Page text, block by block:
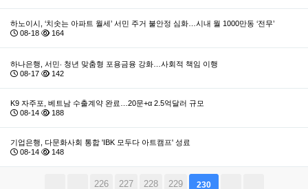
하노이시, ‘치솟는 아파트 월세’ 서민 주거 불안정 심화…시내 월 1000만동 ‘전무’
08-18
164
하나은행, 서민‧ 청년 맞춤형 포용금융 강화…사회적 책임 이행
08-17
142
K9 자주포, 베트남 수출계약 완료…20문+α 2.5억달러 규모
08-14
188
기업은행, 다문화사회 통합 'IBK 모두다 아트캠프' 성료
08-14
148
226 227 228 229 230